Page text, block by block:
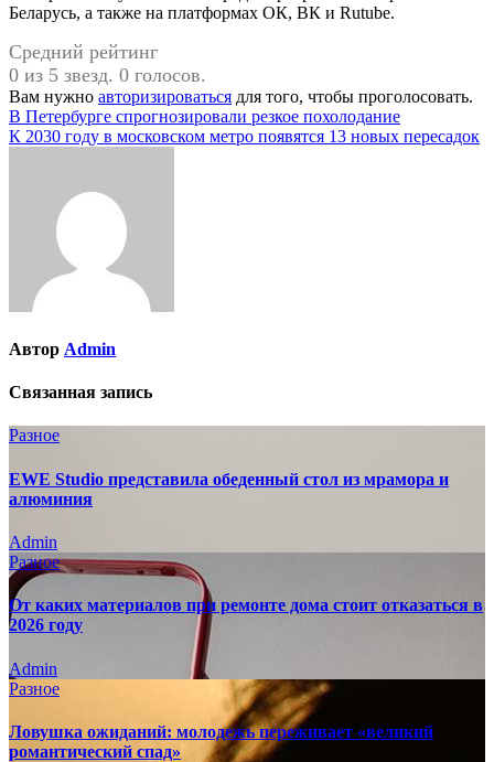
Беларусь, а также на платформах ОК, ВК и Rutube.
Средний рейтинг
0 из 5 звезд. 0 голосов.
Вам нужно авторизироваться для того, чтобы проголосовать.
Навигация
по
В Петербурге спрогнозировали резкое похолодание
К 2030 году в московском метро появятся 13 новых пересадок
Автор Admin
Связанная запись
Разное
EWE Studio представила обеденный стол из мрамора и
алюминия
Admin
Разное
От каких материалов при ремонте дома стоит отказаться в
2026 году
Admin
Разное
Ловушка ожиданий: молодежь переживает «великий
романтический спад»